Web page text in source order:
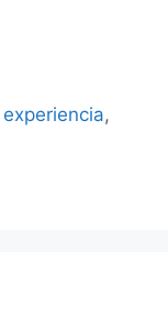
experiencia,